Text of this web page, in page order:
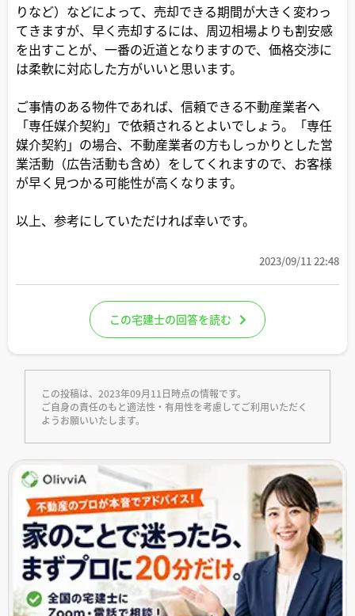
りなど）などによって、売却できる期間が大きく変わっ
てきますが、早く売却するには、周辺相場よりも割安感
を出すことが、一番の近道となりますので、価格交渉に
は柔軟に対応した方がいいと思います。
ご事情のある物件であれば、信頼できる不動産業者へ
「専任媒介契約」で依頼されるとよいでしょう。「専任
媒介契約」の場合、不動産業者の方もしっかりとした営
業活動（広告活動も含め）をしてくれますので、お客様
が早く見つかる可能性が高くなります。
以上、参考にしていただければ幸いです。
2023/09/11 22:48
この宅建士の回答を読む
この投稿は、2023年09月11日時点の情報です。
ご自身の責任のもと適法性・有用性を考慮してご利用いただく
ようお願いいたします。